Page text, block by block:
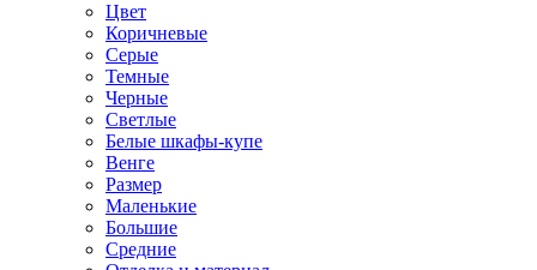
Цвет
Коричневые
Серые
Темные
Черные
Светлые
Белые шкафы-купе
Венге
Размер
Маленькие
Большие
Средние